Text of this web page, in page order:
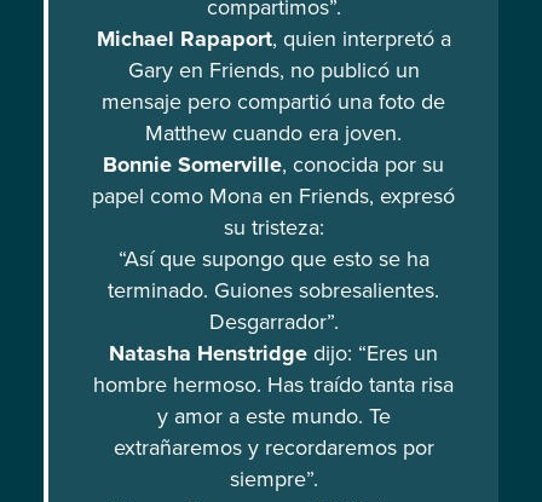
compartimos”.
Michael Rapaport, quien interpretó a
Gary en Friends, no publicó un
mensaje pero compartió una foto de
Matthew cuando era joven.
Bonnie Somerville, conocida por su
papel como Mona en Friends, expresó
su tristeza:
“Así que supongo que esto se ha
terminado. Guiones sobresalientes.
Desgarrador”.
Natasha Henstridge dijo: “Eres un
hombre hermoso. Has traído tanta risa
y amor a este mundo. Te
extrañaremos y recordaremos por
siempre”.